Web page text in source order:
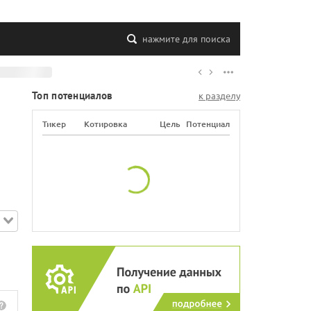
нажмите для поиска
Топ потенциалов к разделу
Тикер Котировка Цель Потенциал